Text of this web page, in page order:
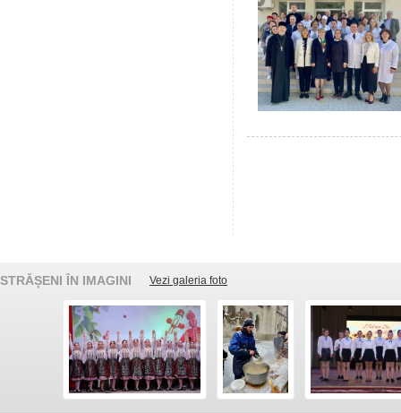
STRĂȘENI ÎN IMAGINI Vezi galeria foto